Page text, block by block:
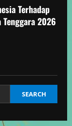
Terhadap
2026
SEARCH